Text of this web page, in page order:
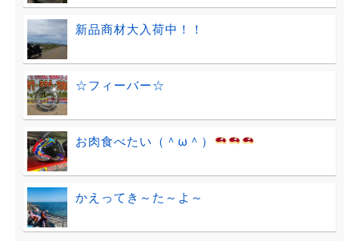
新品商材大入荷中！！
☆フィーバー☆
お肉食べたい（＾ω＾）
かえってき～た～よ～